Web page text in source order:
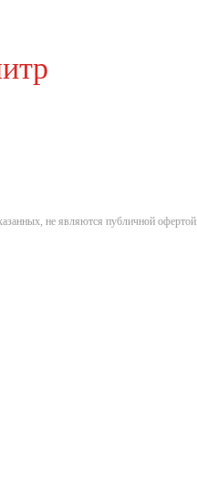
не являются публичной офертой.